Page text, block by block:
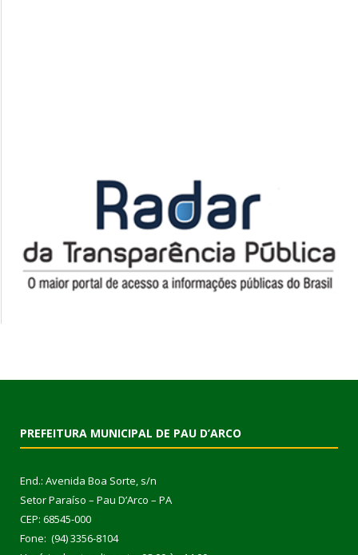
PREFEITURA MUNICIPAL DE PAU D’ARCO
End.: Avenida Boa Sorte, s/n
Setor Paraíso – Pau D’Arco – PA
CEP: 68545-000
Fone: (94) 3356-8104